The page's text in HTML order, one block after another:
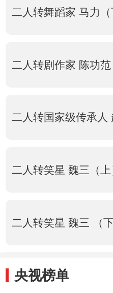
二人转舞蹈家 马力（
二人转剧作家 陈功范
二人转国家级传承人
二人转笑星 魏三（上
二人转笑星 魏三 （下
央视榜单